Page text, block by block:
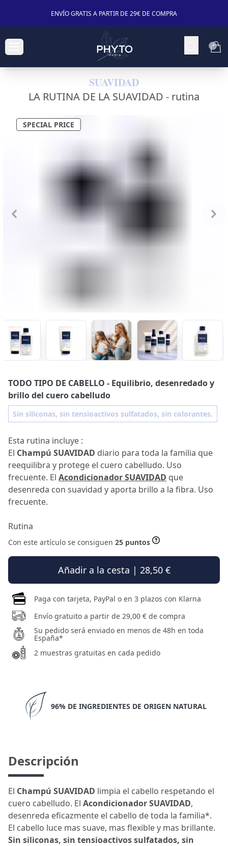
ENVÍO GRATIS A PARTIR DE 29€ DE COMPRA
SUAVIDAD
LA RUTINA DE LA SUAVIDAD - rutina
SPECIAL PRICE
TODO TIPO DE CABELLO - Equilibrio, desenredado y
brillo del cuero cabelludo
Sin siliconas, sin tensioactivos sulfatados, sin colorantes.
Esta rutina incluye :
El Champú SUAVIDAD diario para toda la familia que
reequilibra y protege el cuero cabelludo. Uso
frecuente. El Acondicionador SUAVIDAD que
desenreda con suavidad y aporta brillo a la fibra. Uso
frecuente.
Rutina
Con este artículo se consiguen 25 puntos
Añadir a la cesta | 28,50 €
Paga con tarjeta, PayPal o en 3 plazos con Klarna
Envío gratuito a partir de 29,00 € de compra
Su pedido será enviado en menos de 48h en toda
España*
2 muestras gratuitas en cada pedido
96% DE INGREDIENTES DE ORIGEN NATURAL
Descripción
El Champú SUAVIDAD limpia el cabello respetando el
cuero cabelludo. El Acondicionador SUAVIDAD,
desenreda eficazmente el cabello de toda la familia*.
El cabello luce mas suave, mas flexible y mas brillante.
Sin siliconas, sin tensioactivos sulfatados, sin